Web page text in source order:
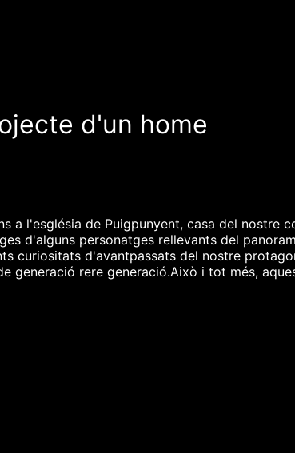
d'un home
a l'església de Puigpunyent, casa del
d'alguns personatges rellevants del
curiositats d'avantpassats del nostre
generació rere generació.Això i tot més,